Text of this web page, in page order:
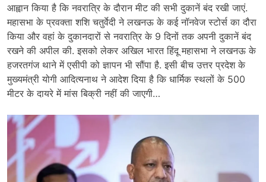
आह्वान किया है कि नवरात्रि के दौरान मीट की सभी दुकानें बंद रखी जाएं.
महासभा के प्रवक्ता शशि चतुर्वेदी ने लखनऊ के कई नॉनवेज स्टोर्स का दौरा
किया और वहां के दुकानदारों से नवरात्रि के 9 दिनों तक अपनी दुकानें बंद
रखने की अपील की. इसको लेकर अखिल भारत हिंदू महासभा ने लखनऊ के
हजरतगंज थाने में एसीपी को ज्ञापन भी सौंपा है. इसी बीच उत्तर प्रदेश के
मुख्यमंत्री योगी आदित्यनाथ ने आदेश दिया है कि धार्मिक स्थलों के 500
मीटर के दायरे में मांस बिक्री नहीं की जाएगी…